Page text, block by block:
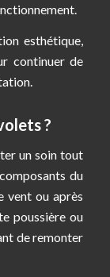
esthétique,
continuer de
?
un soin tout
du
vent ou après
poussière ou
de remonter